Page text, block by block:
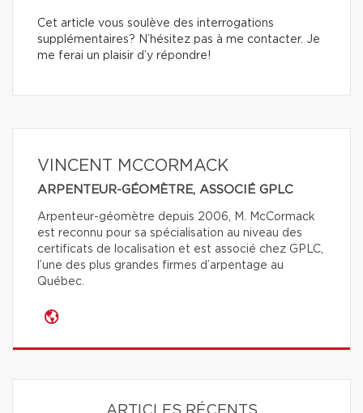
Cet article vous soulève des interrogations
supplémentaires? N’hésitez pas à me contacter. Je
me ferai un plaisir d’y répondre!
VINCENT MCCORMACK
ARPENTEUR-GÉOMÈTRE, ASSOCIÉ GPLC
Arpenteur-géomètre depuis 2006, M. McCormack
est reconnu pour sa spécialisation au niveau des
certificats de localisation et est associé chez GPLC,
l’une des plus grandes firmes d’arpentage au
Québec.